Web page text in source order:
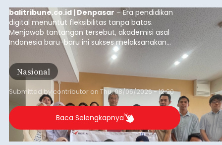
balitribune.co.id | Denpasar – Era pendidikan
digital menuntut fleksibilitas tanpa batas.
Menjawab tantangan tersebut, akademisi asal
Indonesia baru-baru ini sukses melaksanakan
program Pengabdian Kepada Masyarakat (PKM)
skala internasional di Distributed Systems
Laboratory, Okayama University, Jepang.
Nasional
Submitted by contributor on Thu, 08/06/2026 - 12:20
Baca Selengkapnya